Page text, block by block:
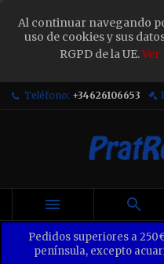
Al continuar navegando
uso de cookies y sus
RGPD de la UE.Ver
Teléfono: +34626106653
 
Pedidos superiores a
península, excepto
Sign in
You need to be logged
wish list.